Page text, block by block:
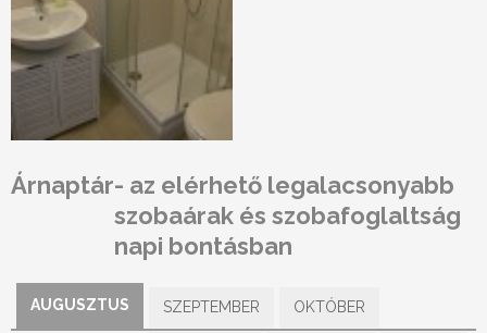
Árnaptár- az elérhető legalacsonyabb
szobaárak és szobafoglaltság
napi bontásban
AUGUSZTUS SZEPTEMBER OKTÓBER